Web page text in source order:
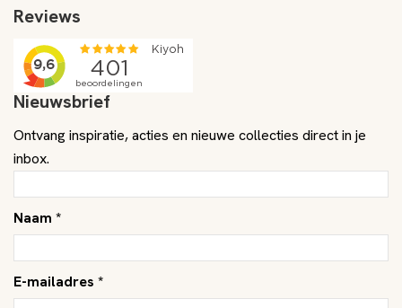
Reviews
Nieuwsbrief
Ontvang inspiratie, acties en nieuwe collecties direct in je
inbox.
Naam *
E-mailadres *